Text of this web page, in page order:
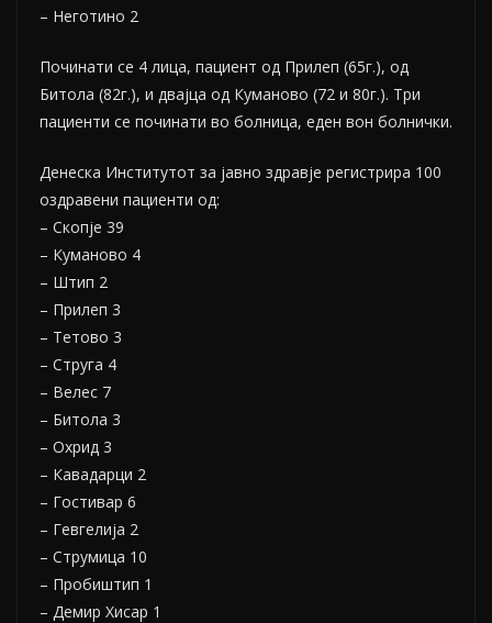
– Неготино 2
Починати се 4 лица, пациент од Прилеп (65г.), од
Битола (82г.), и двајца од Куманово (72 и 80г.). Три
пациенти се починати во болница, еден вон болнички.
Денеска Институтот за јавно здравје регистрира 100
оздравени пациенти од:
– Скопје 39
– Куманово 4
– Штип 2
– Прилеп 3
– Тетово 3
– Струга 4
– Велес 7
– Битола 3
– Охрид 3
– Кавадарци 2
– Гостивар 6
– Гевгелија 2
– Струмица 10
– Пробиштип 1
– Демир Хисар 1